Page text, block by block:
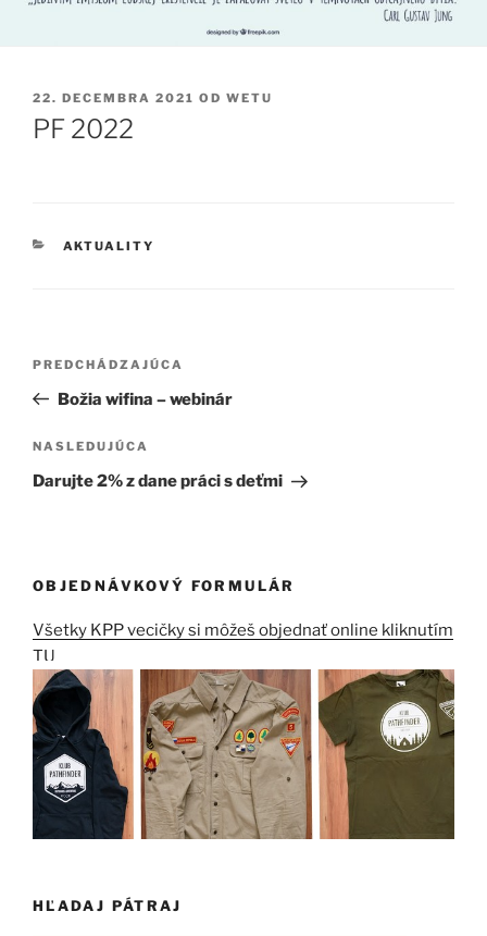
PUBLIKOVANÉ
22. DECEMBRA 2021 OD WETU
PF 2022
KATEGÓRIE
AKTUALITY
Navigácia
článku
Predchádzajúci
článok
PREDCHÁDZAJÚCA
Božia wifina – webinár
Ďalší
článok
NASLEDUJÚCA
Darujte 2% z dane práci s deťmi
OBJEDNÁVKOVÝ FORMULÁR
Všetky KPP vecičky si môžeš objednať online kliknutím
TU
HĽADAJ PÁTRAJ